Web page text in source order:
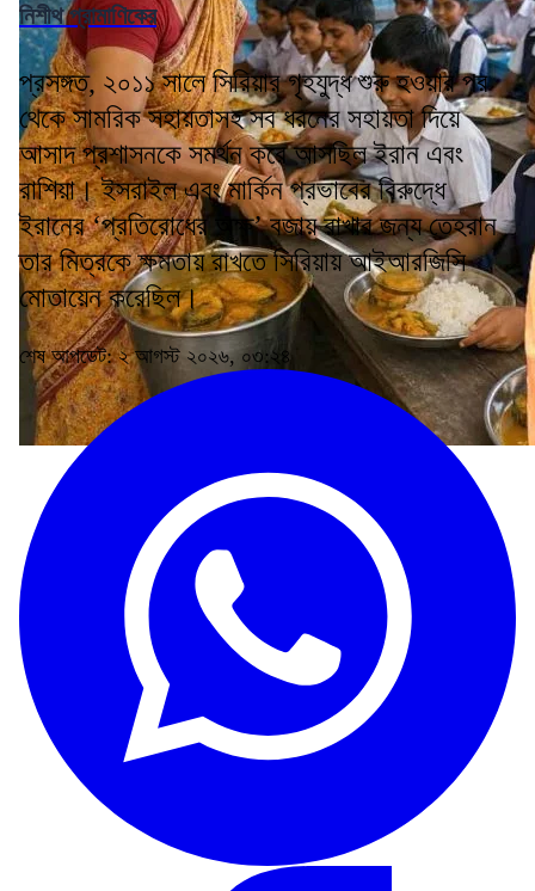
নিশীথ প্রামাণিকের
প্রসঙ্গত, ২০১১ সালে সিরিয়ার গৃহযুদ্ধ শুরু হওয়ার পর
থেকে সামরিক সহায়তাসহ সব ধরনের সহায়তা দিয়ে
আসাদ প্রশাসনকে সমর্থন করে আসছিল ইরান এবং
রাশিয়া। ইসরাইল এবং মার্কিন প্রভাবের বিরুদ্ধে
ইরানের ‘প্রতিরোধের অক্ষ’ বজায় রাখার জন্য তেহরান
তার মিত্রকে ক্ষমতায় রাখতে সিরিয়ায় আইআরজিসি
মোতায়েন করেছিল।
শেষ আপডেট: ২ আগস্ট ২০২৬, ০৩:২৪